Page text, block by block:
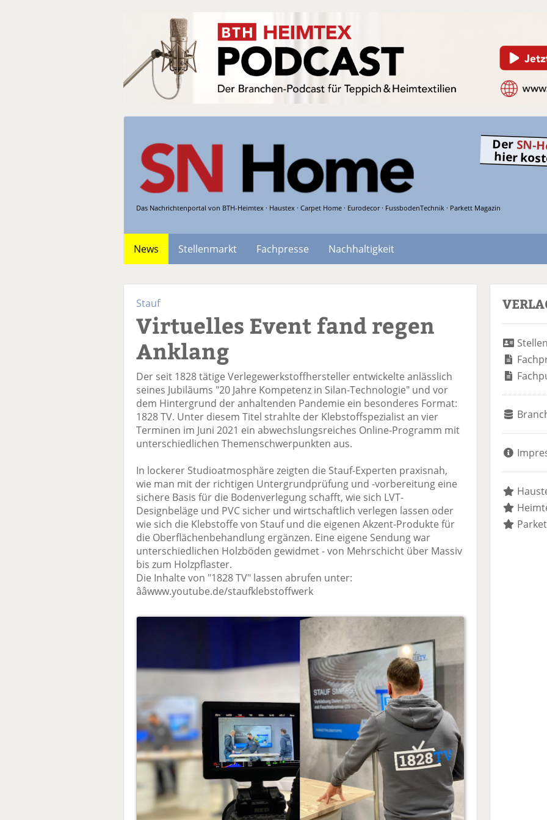
Das Nachrichtenportal von BTH-Heimtex · Haustex · Carpet Home · Eurodecor · FussbodenTechnik · Parkett Magazin
Der SN-
hier
News Stellenmarkt Fachpresse
Nachhaltigkeit
Stauf
Virtuelles Event fand regen
Anklang
Der seit 1828 tätige Verlegewerkstoffhersteller entwickelte anlässlich
seines Jubiläums "20 Jahre Kompetenz in Silan-Technologie" und vor
dem Hintergrund der anhaltenden Pandemie ein besonderes Format:
1828 TV. Unter diesem Titel strahlte der Klebstoffspezialist an vier
Terminen im Juni 2021 ein abwechslungsreiches Online-Programm mit
unterschiedlichen Themenschwerpunkten aus.
In lockerer Studioatmosphäre zeigten die Stauf-Experten praxisnah,
wie man mit der richtigen Untergrundprüfung und -vorbereitung eine
sichere Basis für die Bodenverlegung schafft, wie sich LVT-
Designbeläge und PVC sicher und wirtschaftlich verlegen lassen oder
wie sich die Klebstoffe von Stauf und die eigenen Akzent-Produkte für
die Oberflächenbehandlung ergänzen. Eine eigene Sendung war
unterschiedlichen Holzböden gewidmet - von Mehrschicht über Massiv
bis zum Holzpflaster.
Die Inhalte von "1828 TV" lassen abrufen unter:
ââwww.youtube.de/staufklebstoffwerk